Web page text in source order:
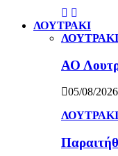
ΛΟΥΤΡΑΚΙ
ΛΟΥΤΡΑΚΙ
ΑΟ
05/08/2026
ΛΟΥΤΡΑΚΙ